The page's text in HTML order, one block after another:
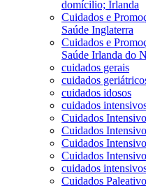
domícilio; Irlanda
Cuidados e
Saúde Inglaterra
Cuidados e
Saúde Irlanda do
cuidados gerais
cuidados
cuidados idosos
cuidados
Cuidados
Cuidados
Cuidados
Cuidados
cuidados
Cuidados